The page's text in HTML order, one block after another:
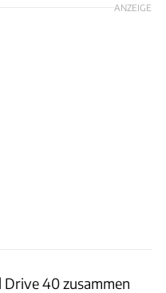
ANZEIGE
40 zusammen